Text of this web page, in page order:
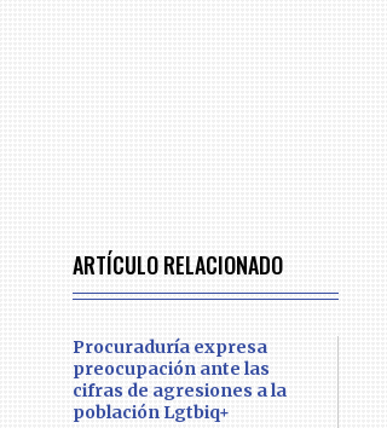
ARTÍCULO RELACIONADO
Procuraduría expresa
preocupación ante las
cifras de agresiones a la
población Lgtbiq+